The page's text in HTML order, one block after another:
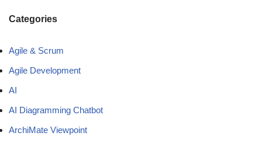
Categories
Agile & Scrum
Agile Development
AI
AI Diagramming Chatbot
ArchiMate Viewpoint